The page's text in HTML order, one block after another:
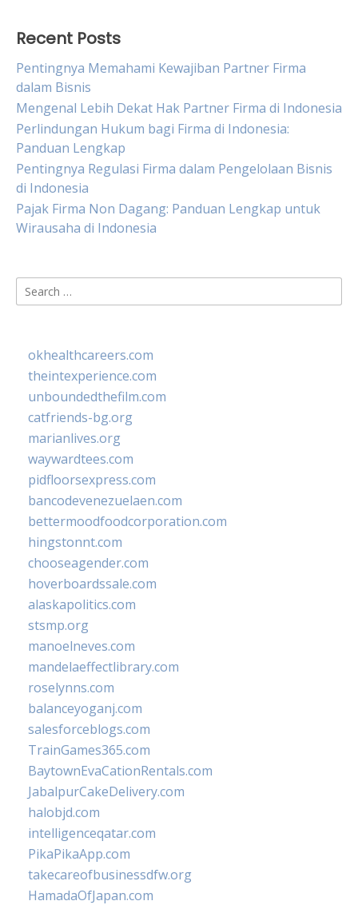
Recent Posts
Pentingnya Memahami Kewajiban Partner Firma
dalam Bisnis
Mengenal Lebih Dekat Hak Partner Firma di Indonesia
Perlindungan Hukum bagi Firma di Indonesia:
Panduan Lengkap
Pentingnya Regulasi Firma dalam Pengelolaan Bisnis
di Indonesia
Pajak Firma Non Dagang: Panduan Lengkap untuk
Wirausaha di Indonesia
Search
for:
okhealthcareers.com
theintexperience.com
unboundedthefilm.com
catfriends-bg.org
marianlives.org
waywardtees.com
pidfloorsexpress.com
bancodevenezuelaen.com
bettermoodfoodcorporation.com
hingstonnt.com
chooseagender.com
hoverboardssale.com
alaskapolitics.com
stsmp.org
manoelneves.com
mandelaeffectlibrary.com
roselynns.com
balanceyoganj.com
salesforceblogs.com
TrainGames365.com
BaytownEvaCationRentals.com
JabalpurCakeDelivery.com
halobjd.com
intelligenceqatar.com
PikaPikaApp.com
takecareofbusinessdfw.org
HamadaOfJapan.com